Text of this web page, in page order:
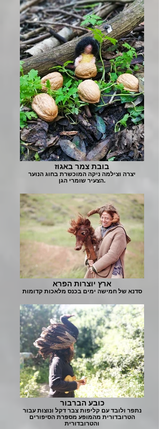
בובת צמר באגוז
יצרה וצילמה ניקה המוכשרת בחוג הנוער
הצעיר שומרי הגן.
ארץ יוצרות הפרא
סדנא של חמישה ימים בכנס מלאכות קדומות
כובע הברבור
נתפר ולובד עם קליפות צבר דקל ונוצות עבור
הטרובדורית מהמופע מספרת הסיפורים
והטרובדורית